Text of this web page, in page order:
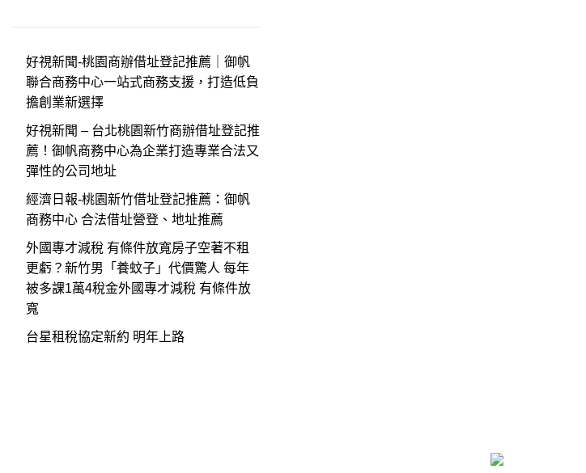
好視新聞-桃園商辦借址登記推薦｜御帆
聯合商務中心一站式商務支援，打造低負
擔創業新選擇
好視新聞 – 台北桃園新竹商辦借址登記推
薦！御帆商務中心為企業打造專業合法又
彈性的公司地址
經濟日報-桃園新竹借址登記推薦：御帆
商務中心 合法借址營登、地址推薦
外國專才減稅 有條件放寬房子空著不租
更虧？新竹男「養蚊子」代價驚人 每年
被多課1萬4稅金外國專才減稅 有條件放
寬
台星租稅協定新約 明年上路